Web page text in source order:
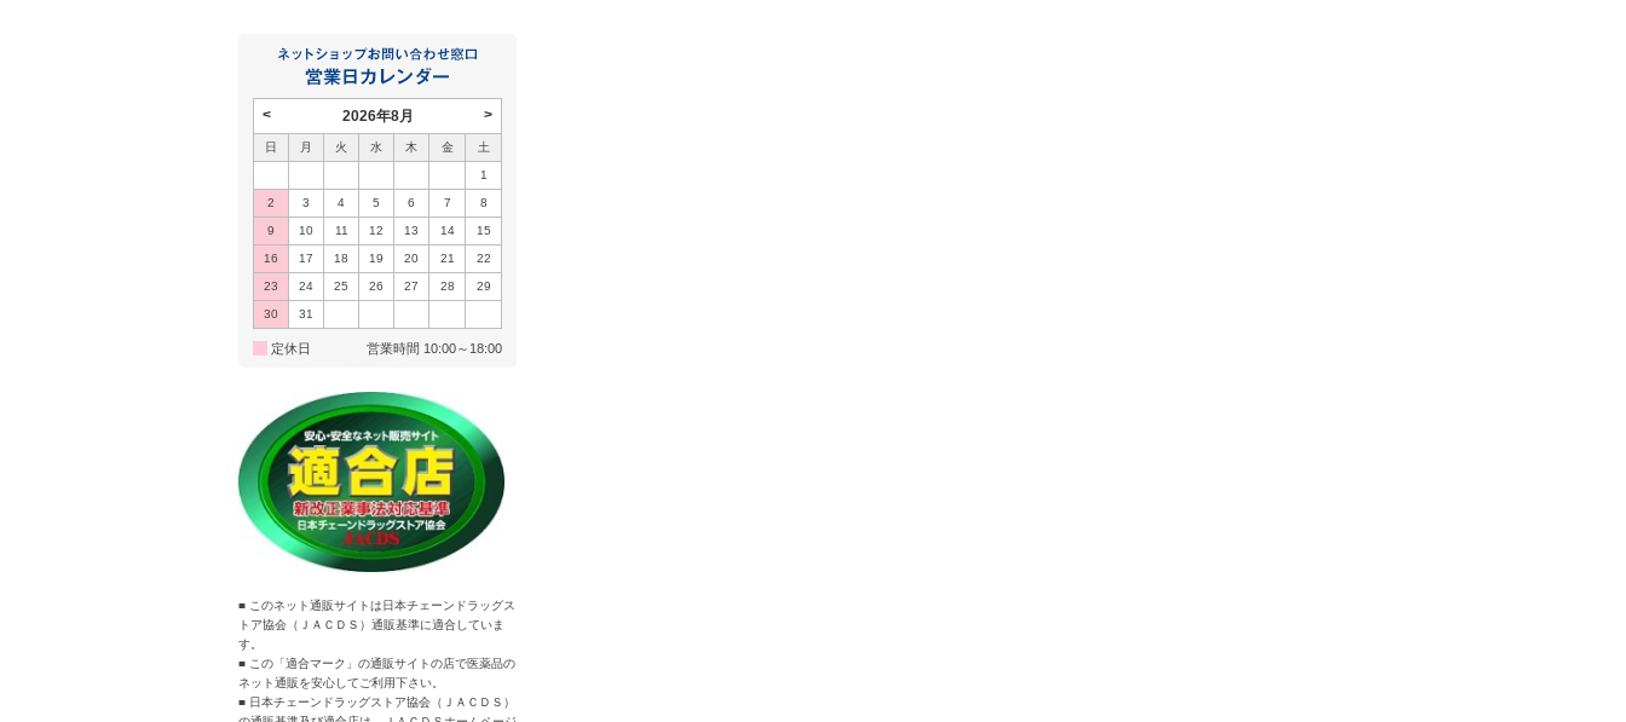
< >
2026年8月
日 月 火 水 木 金 土
1
2 3 4 5 6 7 8
9 10 11 12 13 14 15
16 17 18 19 20 21 22
23 24 25 26 27 28 29
30 31
定休日 営業時間 10:00～18:00
■ このネット通販サイトは日本チェーンドラッグス
トア協会（ＪＡＣＤＳ）通販基準に適合していま
す。
■ この「適合マーク」の通販サイトの店で医薬品の
ネット通販を安心してご利用下さい。
■ 日本チェーンドラッグストア協会（ＪＡＣＤＳ）